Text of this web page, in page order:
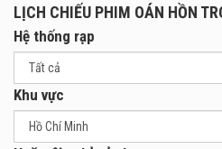
LỊCH CHIẾU PHIM OÁN HỒN
Hệ thống rạp
Khu vực